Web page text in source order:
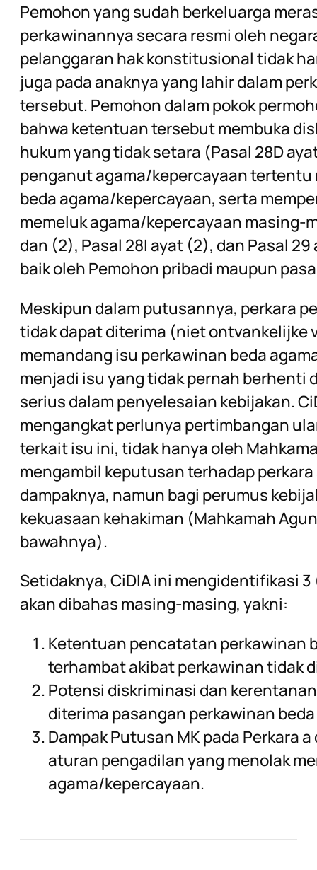
Pemohon yang sudah berkeluarga
perkawinannya secara resmi oleh
pelanggaran hak konstitusional tidak
juga pada anaknya yang lahir dalam
tersebut. Pemohon dalam pokok
bahwa ketentuan tersebut membuka
hukum yang tidak setara (Pasal 28D
penganut agama/kepercayaan
beda agama/kepercayaan, serta
memeluk agama/kepercayaan masing-
dan (2), Pasal 28I ayat (2), dan Pasal
baik oleh Pemohon pribadi maupun
Meskipun dalam putusannya, perkara
tidak dapat diterima (niet ontvankelijke
memandang isu perkawinan beda
menjadi isu yang tidak pernah berhenti
serius dalam penyelesaian kebijakan.
mengangkat perlunya pertimbangan
terkait isu ini, tidak hanya oleh
mengambil keputusan terhadap
dampaknya, namun bagi perumus
kekuasaan kehakiman (Mahkamah
bawahnya).
Setidaknya, CiDIA ini mengidentifikasi
akan dibahas masing-masing, yakni:
Ketentuan pencatatan perkawinan
terhambat akibat perkawinan tidak
Potensi diskriminasi dan
diterima pasangan perkawinan
Dampak Putusan MK pada Perkara
aturan pengadilan yang menolak
agama/kepercayaan.